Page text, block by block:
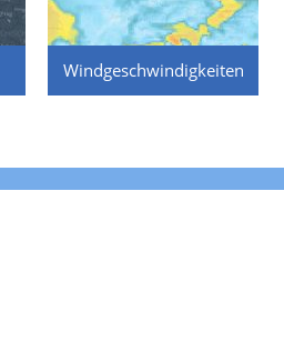
Windgeschwindigkeiten